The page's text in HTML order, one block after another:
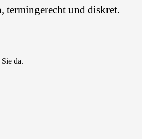
termingerecht und diskret.
da.